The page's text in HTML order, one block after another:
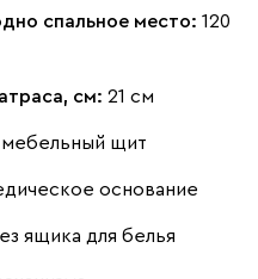
Тёмно-синий
спальное место: 120
см: 21 см
мебельный щит
основание
ящика для белья